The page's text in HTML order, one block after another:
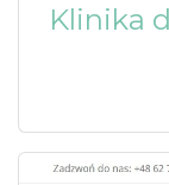
Klinika